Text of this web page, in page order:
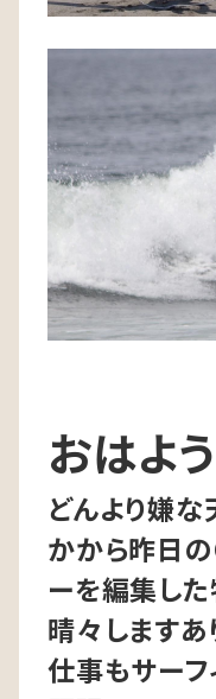
おはよ
どんより嫌な
かから昨日の
ーを編集した
晴々しますあ
仕事もサーフ